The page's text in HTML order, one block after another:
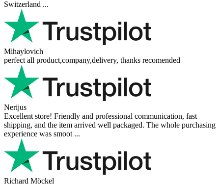
Switzerland ...
Mihaylovich
perfect all product,company,delivery, thanks recomended
Nerijus
Excellent store! Friendly and professional communication, fast
shipping, and the item arrived well packaged. The whole purchasing
experience was smoot ...
Richard Möckel